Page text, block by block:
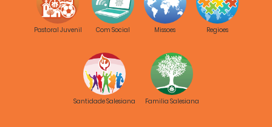
Pastoral Juvenil Com Social Missoes Regioes
Santidade Salesiana Familia Salesiana